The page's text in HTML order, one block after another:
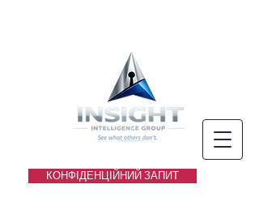
КОНФІДЕНЦІЙНИЙ ЗАПИТ